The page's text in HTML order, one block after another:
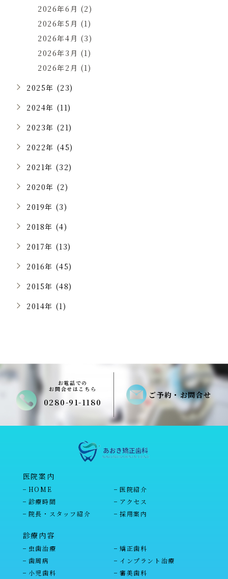
2026年6月 (2)
2026年5月 (1)
2026年4月 (3)
2026年3月 (1)
2026年2月 (1)
2025年 (23)
2024年 (11)
2023年 (21)
2022年 (45)
2021年 (32)
2020年 (2)
2019年 (3)
2018年 (4)
2017年 (13)
2016年 (45)
2015年 (48)
2014年 (1)
お電話での
お問合せはこちら
0280-91-1180
ご予約・お問合せ
医院案内
HOME
医院紹介
診療時間
アクセス
院長・スタッフ紹介
採用案内
診療内容
虫歯治療
矯正歯科
歯周病
インプラント治療
小児歯科
審美歯科